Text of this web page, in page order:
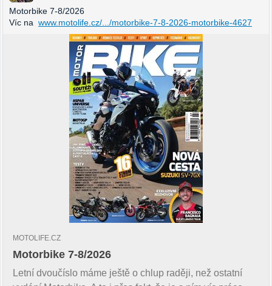
Motorbike 7-8/2026
Víc na www.motolife.cz/.../motorbike-7-8-2026-motorbike-4627
MOTOLIFE.CZ
Motorbike 7-8/2026
Letní dvoučíslo máme ještě o chlup raději, než ostatní